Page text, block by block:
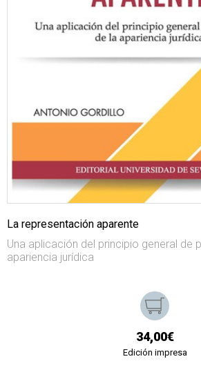
La representación aparente
Una aplicación del principio general de
apariencia jurídica
34,00€
Edición impresa